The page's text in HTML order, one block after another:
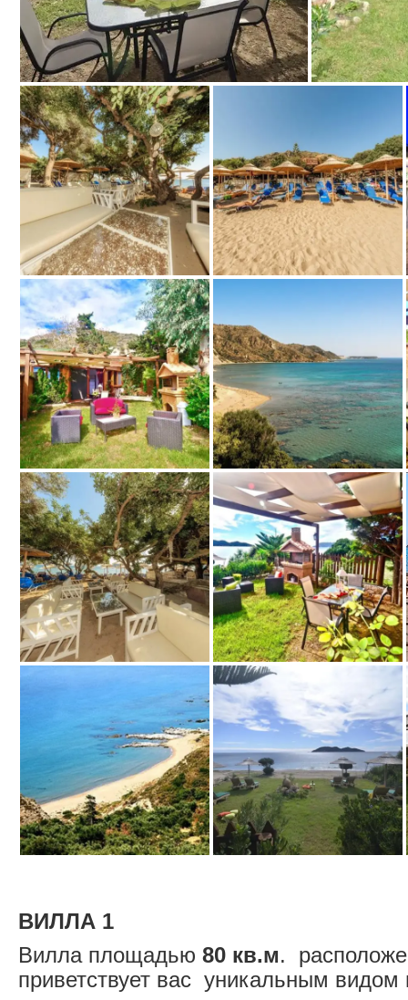
ВИЛЛА 1
Вилла площадью 80 кв.м.
приветствует вас уникальным видом